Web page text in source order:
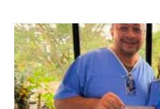
Campinas